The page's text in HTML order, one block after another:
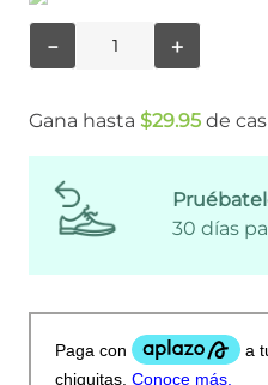
＋
－
Gana hasta $29.95 de
30 días